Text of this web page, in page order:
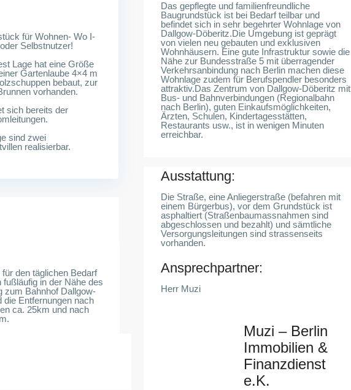
für Wohnen- Wo I-
Selbstnutzer!
Lage hat eine Größe
Gartenlaube 4×4 m
bebaut, zur
vorhanden.
sich bereits der
sind zwei
realisierbar.
den täglichen Bedarf
in der Nähe des
zum Bahnhof Dallgow-
die Entfernungen nach
ca. 25km und nach
Das gepflegte und familienfreundliche
Baugrundstück ist bei Bedarf teilbar und
befindet sich in sehr begehrter Wohnlage von
Dallgow-Döberitz.Die Umgebung ist geprägt
von vielen neu gebauten und exklusiven
Wohnhäusern. Eine gute Infrastruktur sowie die
Nähe zur Bundesstraße 5 mit überragender
Verkehrsanbindung nach Berlin machen diese
Wohnlage zudem für Berufspendler besonders
attraktiv.Das Zentrum von Dallgow-Döberitz mit
Bus- und Bahnverbindungen (Regionalbahn
nach Berlin), guten Einkaufsmöglichkeiten,
Ärzten, Schulen, Kindertagesstätten,
Restaurants usw., ist in wenigen Minuten
erreichbar.
Ausstattung:
Die Straße, eine Anliegerstraße (befahren mit
einem Bürgerbus), vor dem Grundstück ist
asphaltiert (Straßenbaumassnahmen sind
abgeschlossen und bezahlt) und sämtliche
Versorgungsleitungen sind strassenseits
vorhanden.
Ansprechpartner:
Herr Muzi
Muzi – Berlin
Immobilien &
Finanzdienst
e.K.